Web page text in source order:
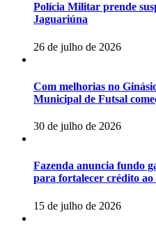
Polícia Militar prende
Jaguariúna
26 de julho de 2026
Com melhorias no
Municipal de Futsal
30 de julho de 2026
Fazenda anuncia fundo
para fortalecer crédito ao
15 de julho de 2026